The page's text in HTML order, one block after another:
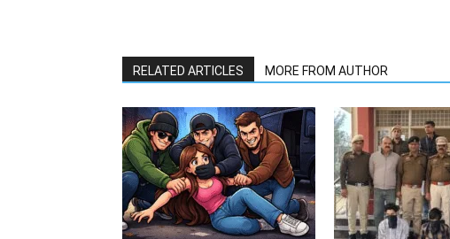
RELATED ARTICLES MORE FROM AUTHOR